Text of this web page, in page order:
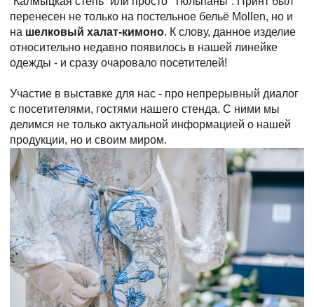
перенесен не только на постельное бельё Mollen, но и
на шелковый халат-кимоно. К слову, данное изделие
относительно недавно появилось в нашей линейке
одежды - и сразу очаровало посетителей!
Участие в выставке для нас - про непрерывный диалог
с посетителями, гостями нашего стенда. С ними мы
делимся не только актуальной информацией о нашей
продукции, но и своим миром.